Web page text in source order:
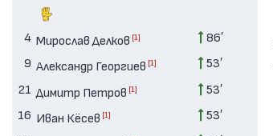
4 Мирослав Делков [1]
86′
9 Александр Георгиев [1]
53′
21 Димитр Петров [1]
53′
16 Иван Кёсев [1]
53′